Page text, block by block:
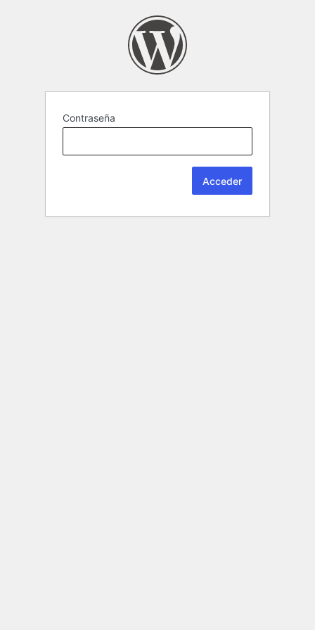
Contraseña